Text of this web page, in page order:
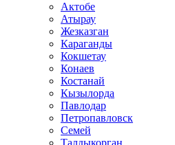
Актобе
Атырау
Жезказган
Караганды
Кокшетау
Конаев
Костанай
Кызылорда
Павлодар
Петропавловск
Семей
Талдыкорган